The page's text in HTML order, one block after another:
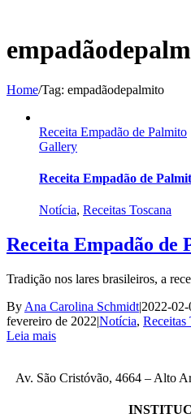
Home/Tag: empadãodepalmito
Receita Empadão de Palmito
Gallery
Receita Empadão de
Notícia, Receitas Toscana
Receita Empadão de
Tradição nos lares brasileiros, a
By Ana Carolina Schmidt|2022-
fevereiro de 2022|Notícia, Receitas
Leia mais
Av. São Cristóvão, 4664 – Alto